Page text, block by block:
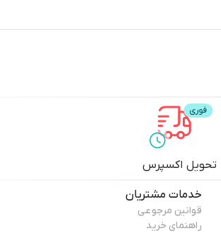
تحویل اکسپرس
خدمات مشتریان
قوانین مرجوعی
راهنمای خرید